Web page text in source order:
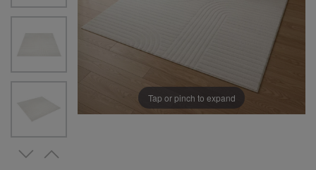
Tap or pinch to expand